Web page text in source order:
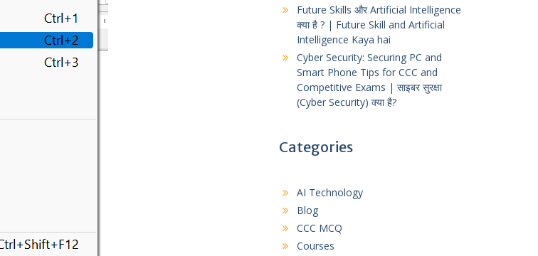
Future Skills और Artificial Intelligence
क्या है ? | Future Skill and Artificial
Intelligence Kaya hai
Cyber Security: Securing PC and
Smart Phone Tips for CCC and
Competitive Exams | साइबर सुरक्षा
(Cyber Security) क्या है?
Categories
AI Technology
Blog
CCC MCQ
Courses